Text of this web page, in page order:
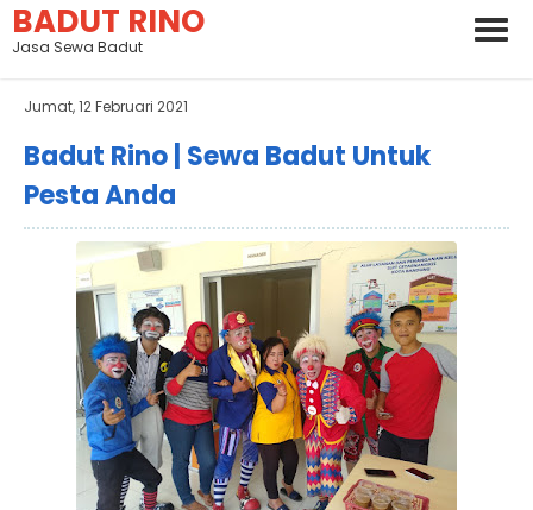
BADUT RINO
Jasa Sewa Badut
Jumat, 12 Februari 2021
Badut Rino | Sewa Badut Untuk
Pesta Anda